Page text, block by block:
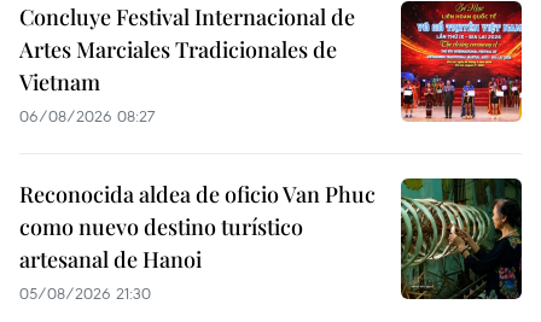
Concluye Festival Internacional de
Artes Marciales Tradicionales de
Vietnam
06/08/2026 08:27
Reconocida aldea de oficio Van Phuc
como nuevo destino turístico
artesanal de Hanoi
05/08/2026 21:30